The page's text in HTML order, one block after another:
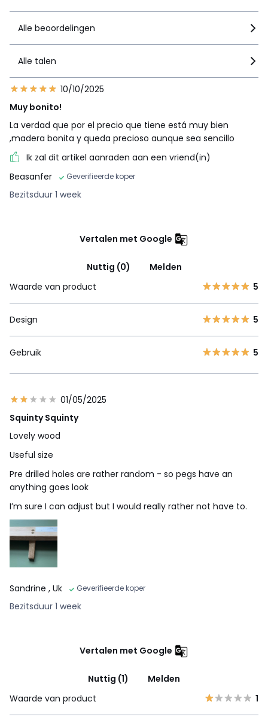
Alle beoordelingen
Alle talen
10/10/2025
Muy bonito!
La verdad que por el precio que tiene está muy bien
,madera bonita y queda precioso aunque sea sencillo
Ik zal dit artikel aanraden aan een vriend(in)
Beasanfer
Geverifieerde koper
Bezitsduur 1 week
Vertalen met Google
Nuttig (0)
Melden
Waarde van product
5
Design 5
Gebruik 5
01/05/2025
Squinty Squinty
Lovely wood
Useful size
Pre drilled holes are rather random - so pegs have an
anything goes look
I’m sure I can adjust but I would really rather not have to.
Sandrine , Uk Geverifieerde koper
Bezitsduur 1 week
Vertalen met Google
Nuttig (1)
Melden
Waarde van product
1